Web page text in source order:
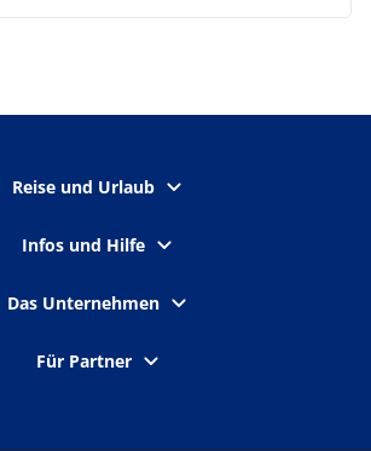
Reise und Urlaub
Infos und Hilfe
Das Unternehmen
Für Partner